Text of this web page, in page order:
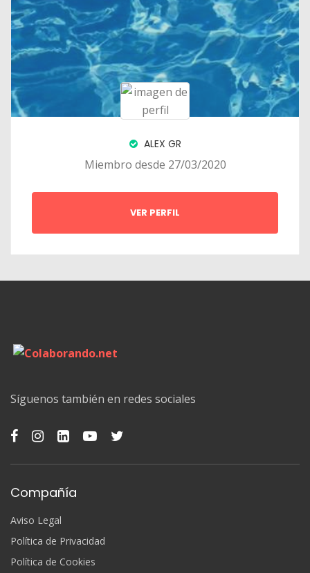
ALEX GR
Miembro desde 27/03/2020
VER PERFIL
Síguenos también en redes sociales
Compañía
Aviso Legal
Política de Privacidad
Política de Cookies